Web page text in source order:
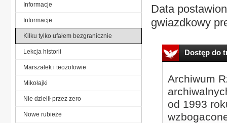
Data
gwiazdkowy
Dostęp do
Archiwum
od 1993
Informacje
Informacje
Kilku tylko ufałem bezgranicznie
Lekcja historii
Marszałek i teozofowie
Mikołajki
Nie dzielił przez zero
Nowe rubieże